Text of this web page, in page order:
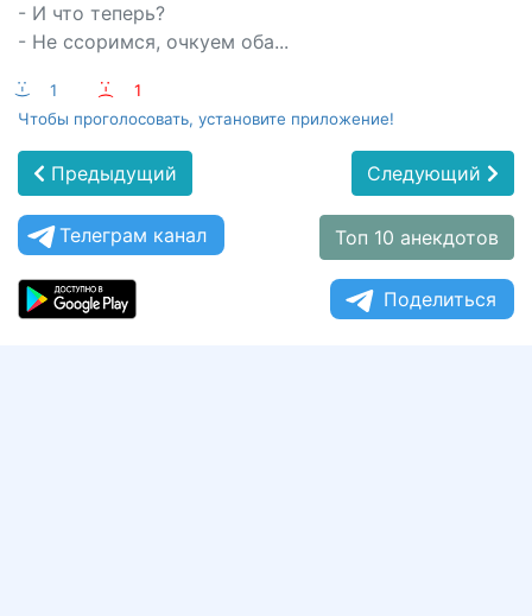
- И что теперь?
- Не ссоримся, очкуем оба...
:-) 1 :-(
1
Чтобы проголосовать, установите приложение!
Предыдущий Следующий
Телеграм канал Топ 10 анекдотов
Поделиться